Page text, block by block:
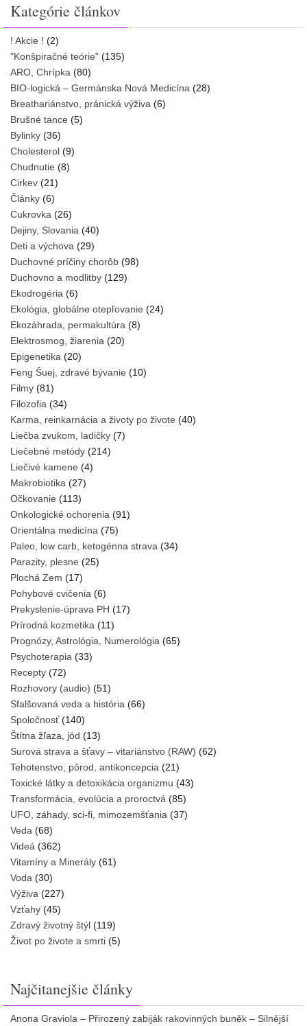
Kategórie článkov
! Akcie ! (2)
"Konšpiračné teórie" (135)
ARO, Chrípka (80)
BIO-logická – Germánska Nová Medicína (28)
Breathariánstvo, pránická výživa (6)
Brušné tance (5)
Bylinky (36)
Cholesterol (9)
Chudnutie (8)
Cirkev (21)
Články (6)
Cukrovka (26)
Dejiny, Slovania (40)
Deti a výchova (29)
Duchovné príčiny chorôb (98)
Duchovno a modlitby (129)
Ekodrogéria (6)
Ekológia, globálne otepľovanie (24)
Ekozáhrada, permakultúra (8)
Elektrosmog, žiarenia (20)
Epigenetika (20)
Feng Šuej, zdravé bývanie (10)
Filmy (81)
Filozofia (34)
Karma, reinkarnácia a životy po živote (40)
Liečba zvukom, ladičky (7)
Liečebné metódy (214)
Liečivé kamene (4)
Makrobiotika (27)
Očkovanie (113)
Onkologické ochorenia (91)
Orientálna medicína (75)
Paleo, low carb, ketogénna strava (34)
Parazity, plesne (25)
Plochá Zem (17)
Pohybové cvičenia (6)
Prekyslenie-úprava PH (17)
Prírodná kozmetika (11)
Prognózy, Astrológia, Numerológia (65)
Psychoterapia (33)
Recepty (72)
Rozhovory (audio) (51)
Sfalšovaná veda a história (66)
Spoločnosť(140)
Štítna žľaza, jód (13)
Surová strava a šťavy – vitariánstvo (RAW) (62)
Tehotenstvo, pôrod, antikoncepcia (21)
Toxické látky a detoxikácia organizmu (43)
Transformácia, evolúcia a proroctvá (85)
UFO, záhady, sci-fi, mimozemšťania (37)
Veda (68)
Videá (362)
Vitamíny a Minerály (61)
Voda (30)
Výživa (227)
Vzťahy (45)
Zdravý životný štýl (119)
Život po živote a smrti (5)
Najčitanejšie články
Anona Graviola – Přirozený zabiják rakovinných buněk – Silnější